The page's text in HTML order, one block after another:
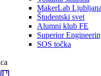
MakerLab Ljubljana
Študentski svet
Alumni klub FE
Superior
SOS točka